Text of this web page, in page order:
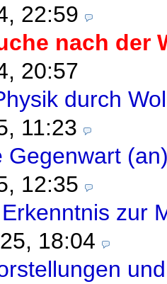
22:59
nach der
20:57
durch
11:23
Gegenwart
12:35
zur
18:04